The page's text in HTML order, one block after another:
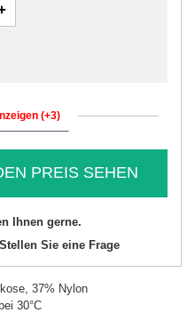
(+3)
PREIS SEHEN
Ihnen gerne.
Stellen Sie eine Frage
37% Nylon
30°C